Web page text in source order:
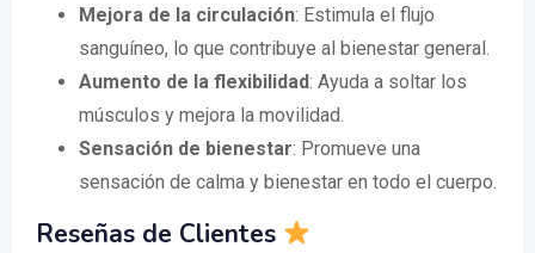
Mejora de la circulación: Estimula el flujo
sanguíneo, lo que contribuye al bienestar general.
Aumento de la flexibilidad: Ayuda a soltar los
músculos y mejora la movilidad.
Sensación de bienestar: Promueve una
sensación de calma y bienestar en todo el cuerpo.
Reseñas de Clientes